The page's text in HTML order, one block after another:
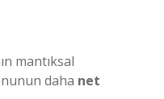
mantıksal
daha net